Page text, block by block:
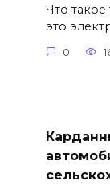
Что
это
0